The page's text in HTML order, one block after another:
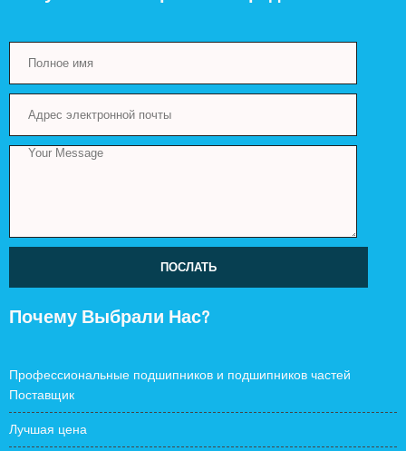
ПОСЛАТЬ
Почему Выбрали Нас?
Профессиональные подшипников и подшипников частей
Поставщик
Лучшая цена